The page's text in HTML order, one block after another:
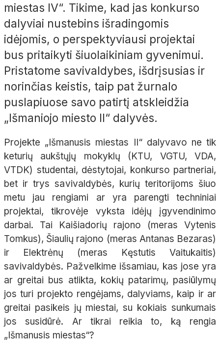
miestas IV“. Tikime, kad jas konkurso
dalyviai nustebins išradingomis
idėjomis, o perspektyviausi projektai
bus pritaikyti šiuolaikiniam gyvenimui.
Pristatome savivaldybes, išdrįsusias ir
norinčias keistis, taip pat žurnalo
puslapiuose savo patirtį atskleidžia
„Išmaniojo miesto II“ dalyvės.
Projekte „Išmanusis miestas II“ dalyvavo ne tik
keturių aukštųjų mokyklų (KTU, VGTU, VDA,
VTDK) studentai, dėstytojai, konkurso partneriai,
bet ir trys savivaldybės, kurių teritorijoms šiuo
metu jau rengiami ar yra parengti techniniai
projektai, tikrovėje vyksta idėjų įgyvendinimo
darbai. Tai Kaišiadorių rajono (meras Vytenis
Tomkus), Šiaulių rajono (meras Antanas Bezaras)
ir Elektrėnų (meras Kęstutis Vaitukaitis)
savivaldybės. Pažvelkime išsamiau, kas jose yra
ar greitai bus atlikta, kokių patarimų, pasiūlymų
jos turi projekto rengėjams, dalyviams, kaip ir ar
greitai pasikeis jų miestai, su kokiais sunkumais
jos susidūrė. Ar tikrai reikia to, ką rengia
„Išmanusis miestas“?